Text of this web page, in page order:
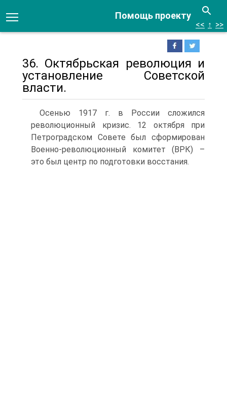
Помощь проекту
<< ↑ >>
36. Октябрьская революция и
установление Советской
власти.
Осенью 1917 г. в России сложился
революционный кризис. 12 октября при
Петроградском Совете был сформирован
Военно-революционный комитет (ВРК) –
это был центр по подготовки восстания.